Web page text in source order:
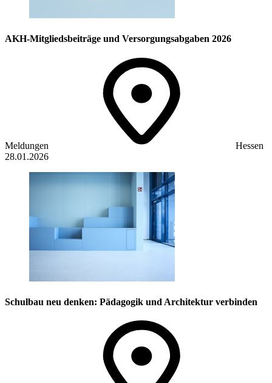
AKH-Mitgliedsbeiträge und Versorgungsabgaben 2026
Meldungen
Hessen
28.01.2026
Schulbau neu denken: Pädagogik und Architektur verbinden